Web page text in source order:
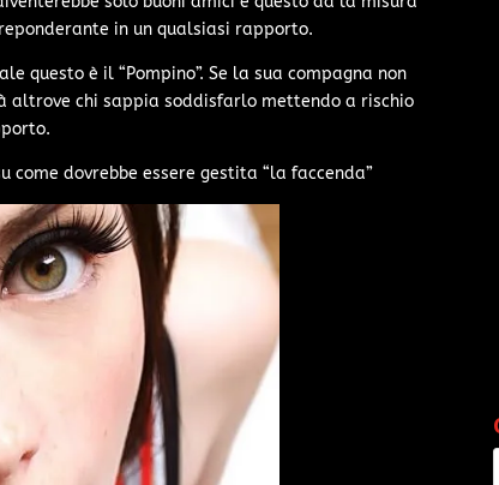
in un qualsiasi rapporto.
questo è il “Pompino”. Se la sua compagna non
altrove chi sappia soddisfarlo mettendo a rischio
come dovrebbe essere gestita “la faccenda”